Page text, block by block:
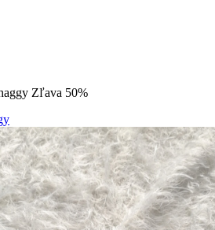
Zľava 50%